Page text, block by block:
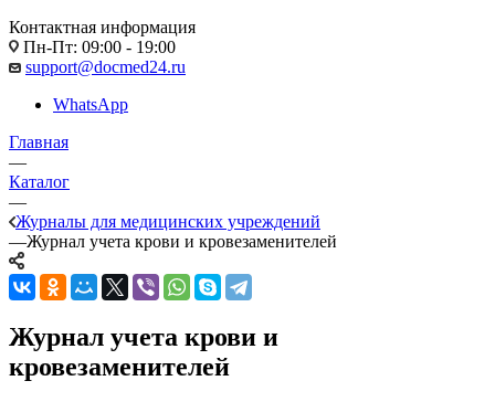
Контактная информация
Пн-Пт: 09:00 - 19:00
support@docmed24.ru
WhatsApp
Главная
—
Каталог
—
Журналы для медицинских учреждений
—Журнал учета крови и кровезаменителей
Журнал учета крови и
кровезаменителей